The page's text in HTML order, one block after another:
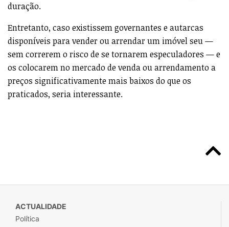
duração.
Entretanto, caso existissem governantes e autarcas
disponíveis para vender ou arrendar um imóvel seu —
sem correrem o risco de se tornarem especuladores — e
os colocarem no mercado de venda ou arrendamento a
preços significativamente mais baixos do que os
praticados, seria interessante.
ACTUALIDADE
Política